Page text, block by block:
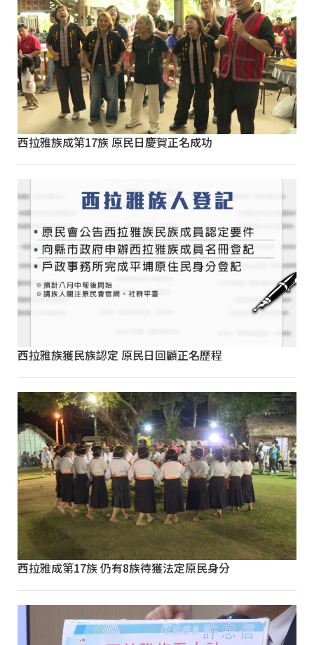
西拉雅族成第17族 原民日慶賀正名成功
西拉雅族獲民族認定 原民日回顧正名歷程
西拉雅成第17族 仍有8族待獲法定原民身分